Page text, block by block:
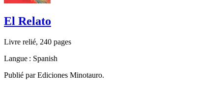
El Relato
Livre relié, 240 pages
Langue : Spanish
Publié par Ediciones Minotauro.